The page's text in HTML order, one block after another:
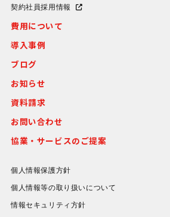
契約社員採用情報
費用について
導入事例
ブログ
お知らせ
資料請求
お問い合わせ
協業・サービスのご提案
個人情報保護方針
個人情報等の取り扱いについて
情報セキュリティ方針